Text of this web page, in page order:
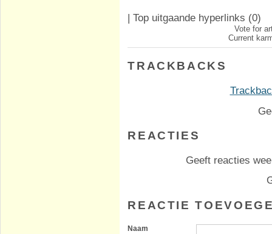
| Top uitgaande hyperlinks (0)
Vote for
Current
TRACKBACKS
REACTIES
Geeft reacties
REACTIE
Naam